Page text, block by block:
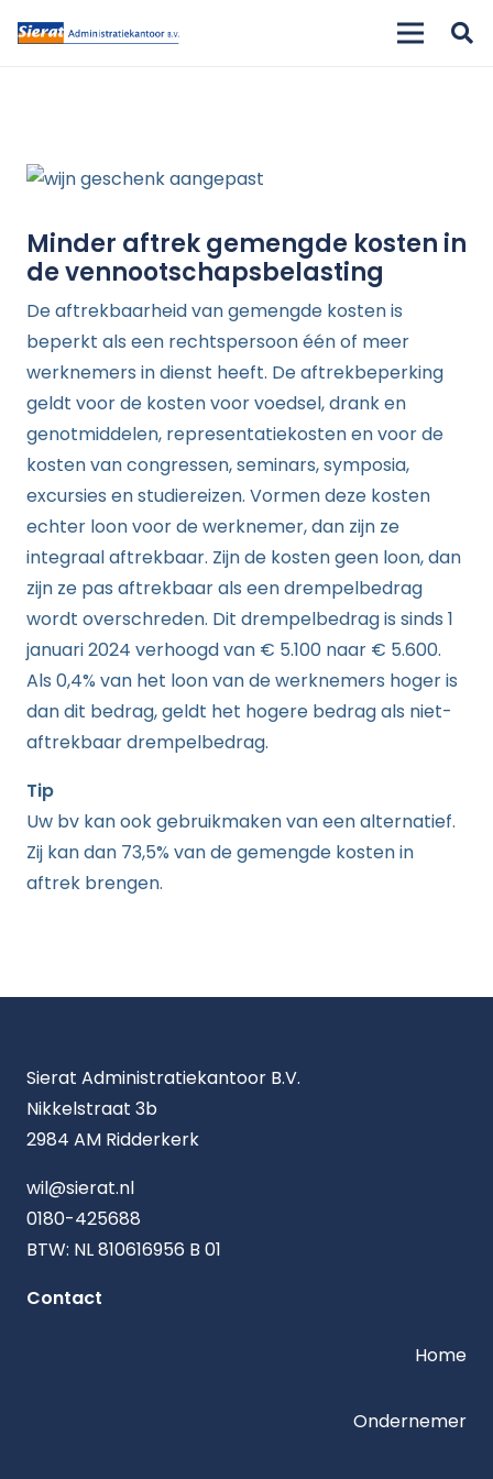
Minder aftrek gemengde kosten in
de vennootschapsbelasting
De aftrekbaarheid van gemengde kosten is
beperkt als een rechtspersoon één of meer
werknemers in dienst heeft. De aftrekbeperking
geldt voor de kosten voor voedsel, drank en
genotmiddelen, representatiekosten en voor de
kosten van congressen, seminars, symposia,
excursies en studiereizen. Vormen deze kosten
echter loon voor de werknemer, dan zijn ze
integraal aftrekbaar. Zijn de kosten geen loon, dan
zijn ze pas aftrekbaar als een drempelbedrag
wordt overschreden. Dit drempelbedrag is sinds 1
januari 2024 verhoogd van € 5.100 naar € 5.600.
Als 0,4% van het loon van de werknemers hoger is
dan dit bedrag, geldt het hogere bedrag als niet-
aftrekbaar drempelbedrag.
Tip
Uw bv kan ook gebruikmaken van een alternatief.
Zij kan dan 73,5% van de gemengde kosten in
aftrek brengen.
Sierat Administratiekantoor B.V.
Nikkelstraat 3b
2984 AM Ridderkerk
wil@sierat.nl
0180-425688
BTW: NL 810616956 B 01
Contact
Home
Ondernemer